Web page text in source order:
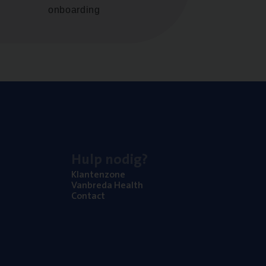
onboarding
Klan­ten­zo­ne
Van­b­re­da Health
Con­tact